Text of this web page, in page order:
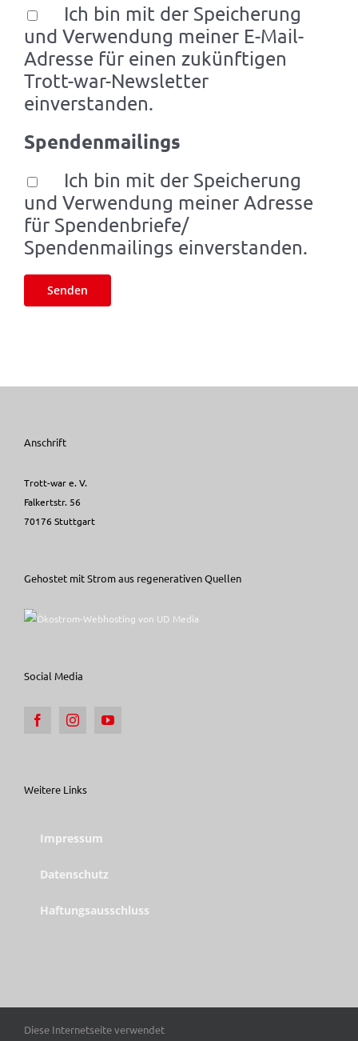
Ich bin mit der Speicherung
und Verwendung meiner E-Mail-
Adresse für einen zukünftigen
Trott-war-Newsletter
einverstanden.
Spendenmailings
Ich bin mit der Speicherung
und Verwendung meiner Adresse
für Spendenbriefe/
Spendenmailings einverstanden.
Anschrift
Trott-war e. V.
Falkertstr. 56
70176 Stuttgart
Gehostet mit Strom aus regenerativen Quellen
Social Media
Weitere Links
Impressum
Datenschutz
Haftungsausschluss
Diese Internetseite verwendet